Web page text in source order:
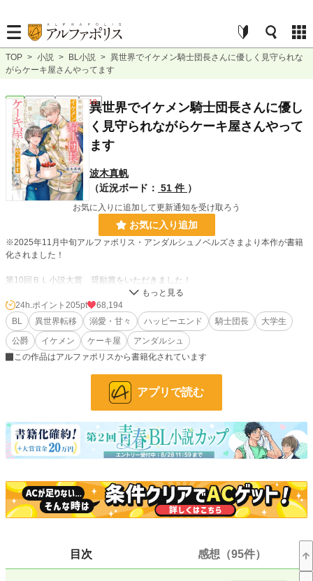
TOP > 小説 > BL小説 > 異世界でイケメン騎士団長さんに優しく見守られな
がらケーキ屋さんやってます
BL 連載中 長編 R18
異世界でイケメン騎士団長さんに優し
く見守られながらケーキ屋さんやって
ます
波木真帆
（近況ボード： 51 件 ）
お気に入りに追加して更新通知を受け取ろう
お気に入り追加
※2025年11月中旬アルファポリス・アンダルシュノベルズさまより本作が書籍
化されました！
第10回ＢＬ小説大賞 奨励賞をいただきました！
投票＆応援してくださった皆様、ありがとうございます。
これを励みにこれからもまた頑張っていきます♡
＜本編完結しました＞
僕は美坂聖。大学生。
ところが、目を覚ました僕がいたのは、ランジュルス王国シェーベリー公爵家の
これってもしかして異世界転移？？
異世界にやって来て身寄りもない僕に公爵家の執事さんが優しく助けてくれて公
爵さまの持ち物である小さな家でお店を出させてもらうことに。
慣れない僕のためにランジュルス王国騎士団の団長さんがいろいろと手助けして
騎士団団長と異世界転移しちゃった大学生のラブラブハッピーエンド小説です。
R18には※付けます。
これからは思いつくままにリクエストいただいたお話を書いていこうと思ってい
24h.ポイント 205pt
68,194
BL
異世界転移 溺愛・甘々 ハッピーエンド 騎士団長
大学生
公爵
イケメン ケーキ屋
アンダルシュ
この作品はアルファポリスから書籍化されています
アプリで読む
目次 感想（95件）